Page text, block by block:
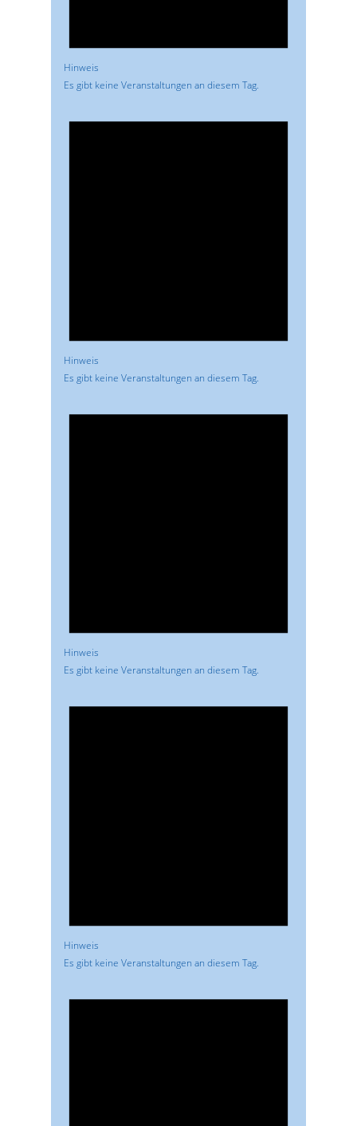
Hinweis
Es gibt keine Veranstaltungen an diesem Tag.
Hinweis
Es gibt keine Veranstaltungen an diesem Tag.
Hinweis
Es gibt keine Veranstaltungen an diesem Tag.
Hinweis
Es gibt keine Veranstaltungen an diesem Tag.